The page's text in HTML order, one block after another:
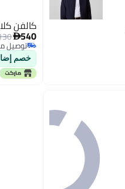
كالفن
540
توصيل
توصيل
خصم